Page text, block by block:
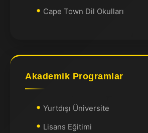
Cape Town Dil Okulları
Akademik Programlar
Yurtdışı Üniversite
Lisans Eğitimi